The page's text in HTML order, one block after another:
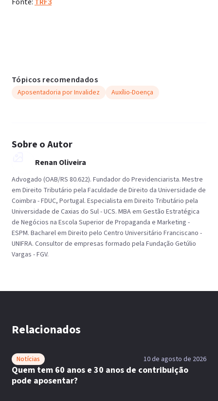
Tópicos recomendados
Aposentadoria por Invalidez Auxílio-Doença
Sobre o Autor
Renan Oliveira
Advogado (OAB/RS 80.622). Fundador do Previdenciarista. Mestre
em Direito Tributário pela Faculdade de Direito da Universidade de
Coimbra - FDUC, Portugal. Especialista em Direito Tributário pela
Universidade de Caxias do Sul - UCS. MBA em Gestão Estratégica
de Negócios na Escola Superior de Propaganda e Marketing -
ESPM. Bacharel em Direito pelo Centro Universitário Franciscano -
UNIFRA. Consultor de empresas formado pela Fundação Getúlio
Vargas - FGV.
Relacionados
Notícias 10 de agosto de 2026
Quem tem 60 anos e 30 anos de contribuição
pode aposentar?